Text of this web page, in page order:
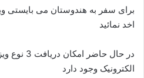
برای سفر به هندوستان می بایستی
اخد نمائید
در حال
الکترونیک وجود دارد